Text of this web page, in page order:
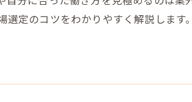
定のコツをわかりやすく解説しま